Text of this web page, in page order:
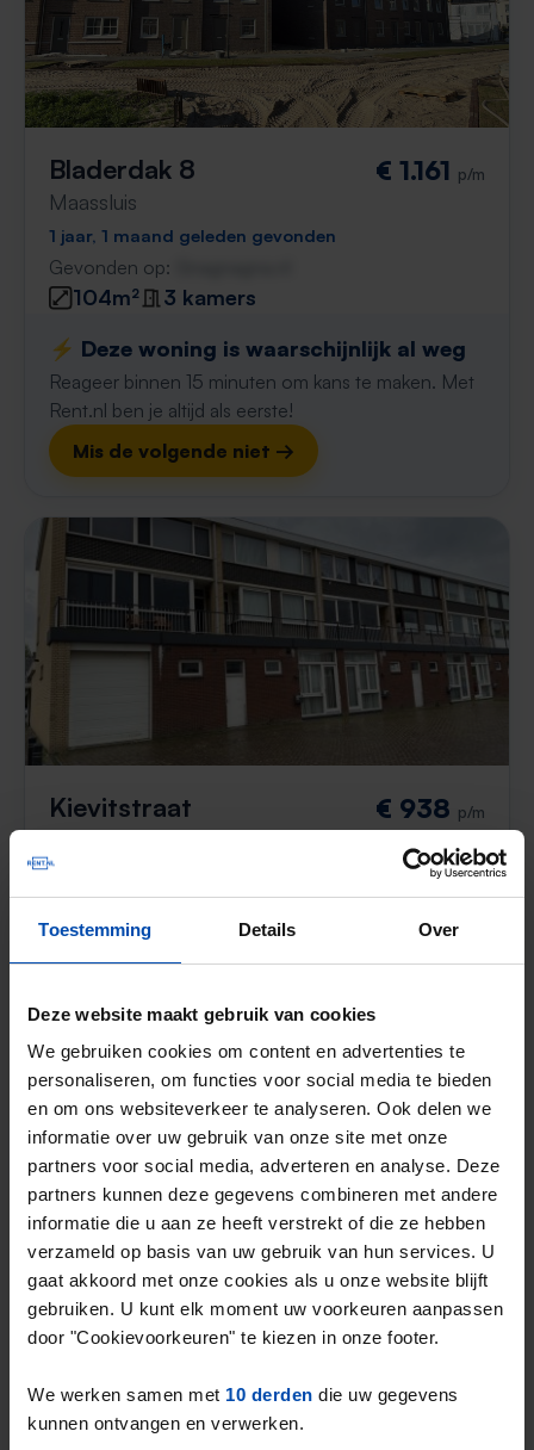
Toestemming Details Over
Deze website maakt gebruik van cookies
We gebruiken cookies om content en advertenties te
personaliseren, om functies voor social media te bieden
en om ons websiteverkeer te analyseren. Ook delen we
informatie over uw gebruik van onze site met onze
partners voor social media, adverteren en analyse. Deze
partners kunnen deze gegevens combineren met andere
informatie die u aan ze heeft verstrekt of die ze hebben
verzameld op basis van uw gebruik van hun services. U
gaat akkoord met onze cookies als u onze website blijft
gebruiken. U kunt elk moment uw voorkeuren aanpassen
door "Cookievoorkeuren" te kiezen in onze footer.
We werken samen met 10 derden die uw gegevens
kunnen ontvangen en verwerken.
Bladerdak 8
Maassluis
€ 1.161 p/m
1 jaar, 1 maand geleden gevonden
Gevonden op:
104m²
3 kamers
⚡️ Deze woning is waarschijnlijk al weg
Reageer binnen 15 minuten om kans te maken. Met
Rent.nl ben je altijd als eerste!
Mis de volgende niet →
Kievitstraat € 938 p/m
1 jaar, 2 maanden geleden gevonden
Gevonden op:Gnagnagna.nl
50m²
Reageer binnen 15 minuten om kans te maken. Met
Rent.nl ben je altijd als eerste!
Mis de volgende niet →